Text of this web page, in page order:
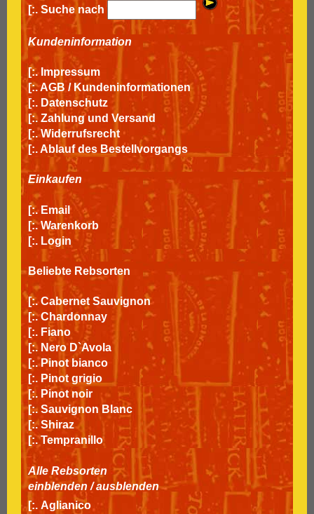
[:. Suche nach
Kundeninformation
[:. Impressum
[:.AGB / Kundeninformationen
[:. Datenschutz
[:. Zahlung und Versand
[:. Widerrufsrecht
[:.Ablauf des Bestellvorgangs
Einkaufen
[:. Email
[:. Warenkorb
[:. Login
Beliebte Rebsorten
[:. Cabernet Sauvignon
[:. Chardonnay
[:. Fiano
[:. Nero D`Avola
[:. Pinot bianco
[:. Pinot grigio
[:. Pinot noir
[:. Sauvignon Blanc
[:. Shiraz
[:. Tempranillo
Alle Rebsorten
einblenden /ausblenden
[:. Aglianico